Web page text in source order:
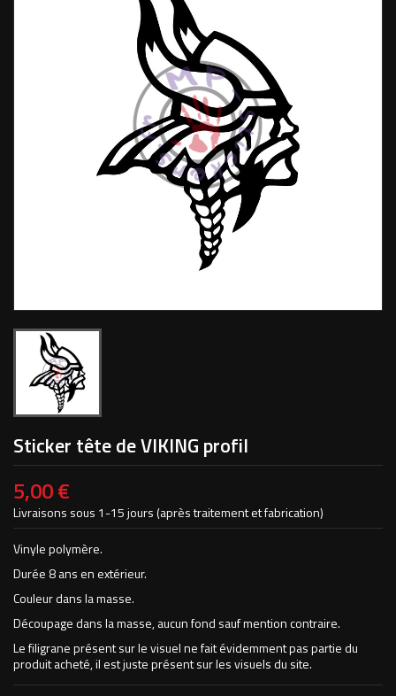
Sticker tête de VIKING profil
5,00 €
Livraisons sous 1-15 jours (après traitement et fabrication)
Vinyle polymère.
Durée 8 ans en extérieur.
Couleur dans la masse.
Découpage dans la masse, aucun fond sauf mention contraire.
Le filigrane présent sur le visuel ne fait évidemment pas partie du
produit acheté, il est juste présent sur les visuels du site.